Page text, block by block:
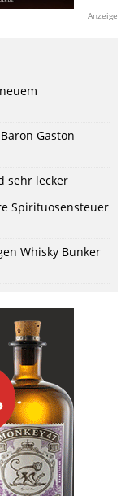
Anzeige
Gaston
sehr lecker
Spirituosensteuer
Whisky Bunker